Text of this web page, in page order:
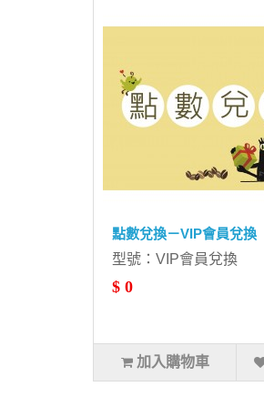
點數兌換－VIP會員兌換
型號：VIP會員兌換
$ 0
加入購物車